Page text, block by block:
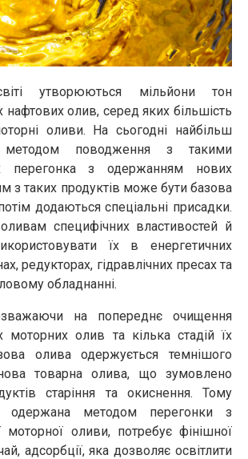
утворюються мільйони тон
нафтових олив, серед яких більшість
оливи. На сьогодні найбільш
методом поводження з такими
з одержанням нових
з таких продуктів може бути базова
додаються спеціальні присадки.
специфічних властивостей й
їх в енергетичних
редукторах, гідравлічних пресах та
обладнанні.
на попереднє очищення
моторних олив та кілька стадій їх
олива одержується темнішого
товарна олива, що зумовлено
старіння та окиснення. Тому
одержана методом перегонки з
моторної оливи, потребує фінішної
адсорбції, яка дозволяє освітлити